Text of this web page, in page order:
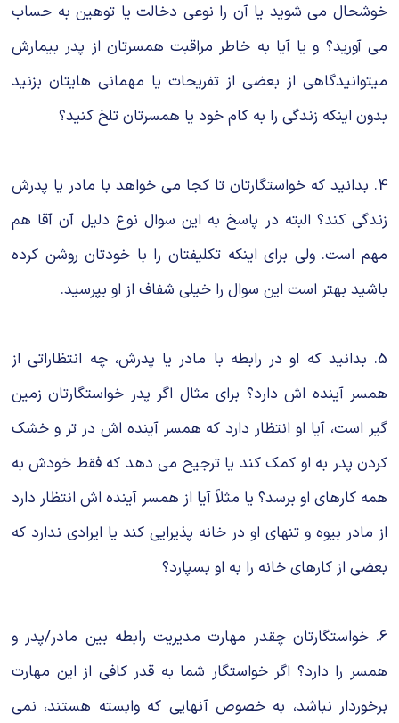
خوشحال می شوید یا آن را نوعی دخالت یا توهین به حساب
می آورید؟ و یا آیا به خاطر مراقبت همسرتان از پدر بیمارش
میتوانیدگاهی از بعضی از تفریحات یا مهمانی هایتان بزنید
بدون اینکه زندگی را به کام خود یا همسرتان تلخ کنید؟
4. بدانید که خواستگارتان تا کجا می خواهد با مادر یا پدرش
زندگی کند؟ البته در پاسخ به این سوال نوع دلیل آن آقا هم
مهم است. ولی برای اینکه تکلیفتان را با خودتان روشن کرده
باشید بهتر است این سوال را خیلی شفاف از او بپرسید.
5. بدانید که او در رابطه با مادر یا پدرش، چه انتظاراتی از
همسر آینده اش دارد؟ برای مثال اگر پدر خواستگارتان زمین
گیر است، آیا او انتظار دارد که همسر آینده اش در تر و خشک
کردن پدر به او کمک کند یا ترجیح می دهد که فقط خودش به
همه کارهای او برسد؟ یا مثلاً آیا از همسر آینده اش انتظار دارد
از مادر بیوه و تنهای او در خانه پذیرایی کند یا ایرادی ندارد که
بعضی از کارهای خانه را به او بسپارد؟
6. خواستگارتان چقدر مهارت مدیریت رابطه بین مادر/پدر و
همسر را دارد؟ اگر خواستگار شما به قدر کافی از این مهارت
برخوردار نباشد، به خصوص آنهایی که وابسته هستند، نمی